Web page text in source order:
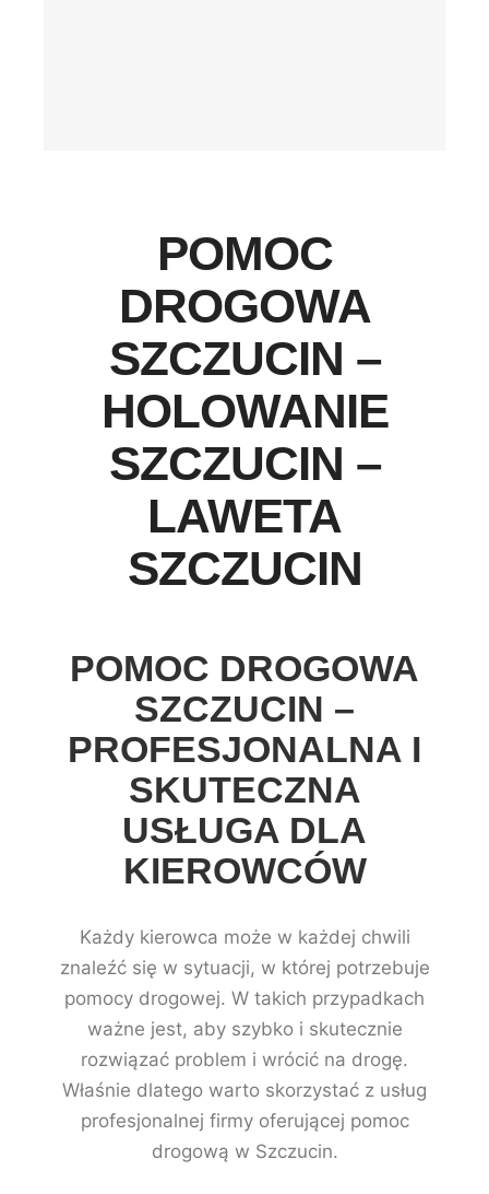
POMOC
DROGOWA
SZCZUCIN –
HOLOWANIE
SZCZUCIN –
LAWETA
SZCZUCIN
POMOC DROGOWA
SZCZUCIN –
PROFESJONALNA I
SKUTECZNA
USŁUGA DLA
KIEROWCÓW
Każdy kierowca może w każdej chwili
znaleźć się w sytuacji, w której potrzebuje
pomocy drogowej. W takich przypadkach
ważne jest, aby szybko i skutecznie
rozwiązać problem i wrócić na drogę.
Właśnie dlatego warto skorzystać z usług
profesjonalnej firmy oferującej pomoc
drogową w Szczucin.